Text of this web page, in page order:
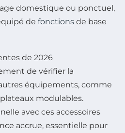
domestique ou ponctuel,
de fonctions de base
de 2026
de vérifier la
équipements, comme
modulables.
avec ces accessoires
accrue, essentielle pour